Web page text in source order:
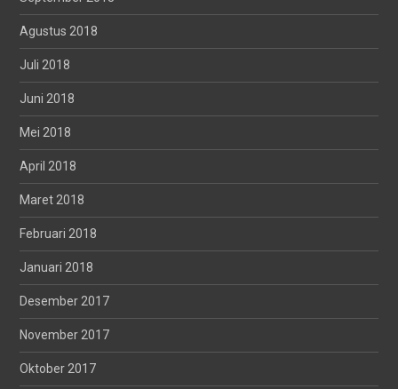
Agustus 2018
Juli 2018
Juni 2018
Mei 2018
April 2018
Maret 2018
Februari 2018
Januari 2018
Desember 2017
November 2017
Oktober 2017